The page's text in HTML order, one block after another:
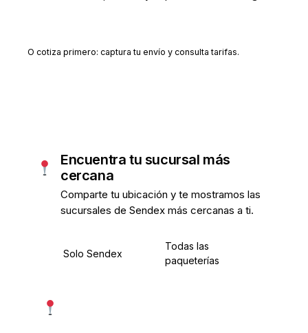
O cotiza primero: captura tu envío y consulta tarifas.
Encuentra tu sucursal más
cercana
Comparte tu ubicación y te mostramos las
sucursales de Sendex más cercanas a ti.
Solo Sendex
Todas las
paqueterías